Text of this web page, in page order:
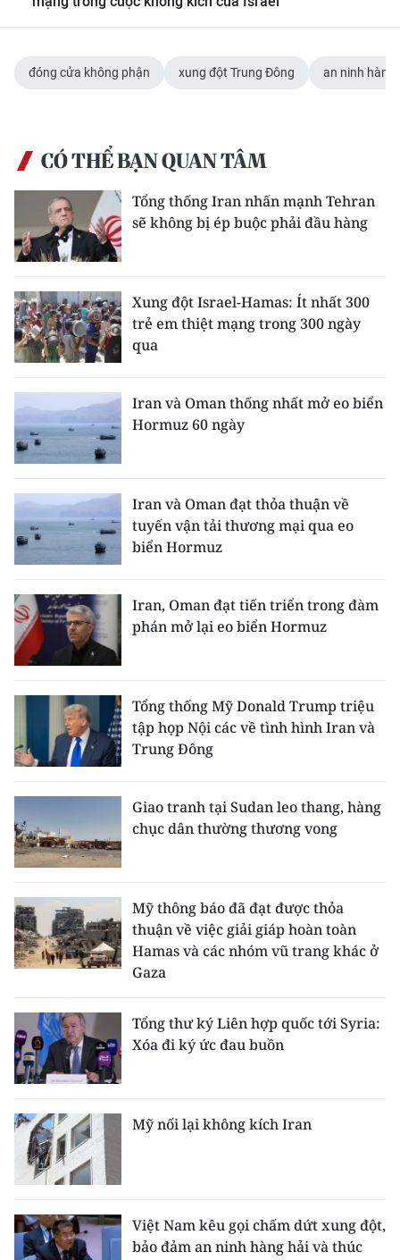
đóng cửa không phận xung đột Trung Đông an ninh hàng
CÓ THỂ BẠN QUAN TÂM
Tổng thống Iran nhấn mạnh Tehran
sẽ không bị ép buộc phải đầu hàng
Xung đột Israel-Hamas: Ít nhất 300
trẻ em thiệt mạng trong 300 ngày
qua
Iran và Oman thống nhất mở eo biển
Hormuz 60 ngày
Iran và Oman đạt thỏa thuận về
tuyến vận tải thương mại qua eo
biển Hormuz
Iran, Oman đạt tiến triển trong đàm
phán mở lại eo biển Hormuz
Tổng thống Mỹ Donald Trump triệu
tập họp Nội các về tình hình Iran và
Trung Đông
Giao tranh tại Sudan leo thang, hàng
chục dân thường thương vong
Mỹ thông báo đã đạt được thỏa
thuận về việc giải giáp hoàn toàn
Hamas và các nhóm vũ trang khác ở
Gaza
Tổng thư ký Liên hợp quốc tới Syria:
Xóa đi ký ức đau buồn
Mỹ nối lại không kích Iran
Việt Nam kêu gọi chấm dứt xung đột,
bảo đảm an ninh hàng hải và thúc